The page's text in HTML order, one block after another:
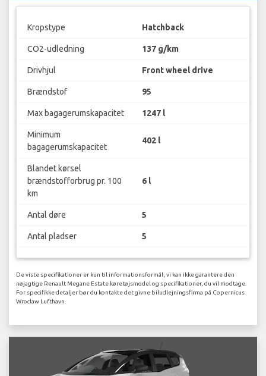
Kropstype Hatchback
CO2-udledning 137 g/km
Drivhjul Front wheel drive
Brændstof 95
Max bagagerumskapacitet 1247 l
Minimum
bagagerumskapacitet
402 l
Blandet kørsel
brændstofforbrug pr. 100
km
6 l
Antal døre 5
Antal pladser 5
De viste specifikationer er kun til informationsformål, vi kan ikke garantere den
nøjagtige Renault Megane Estate køretøjsmodel og specifikationer, du vil modtage.
For specifikke detaljer bør du kontakte det givne biludlejningsfirma på Copernicus
Wroclaw Lufthavn.